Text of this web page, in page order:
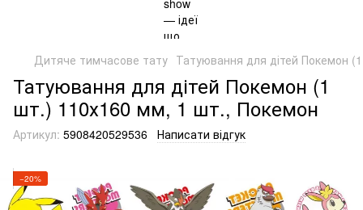
Дитяче тимчасове тату Татуювання для дітей Покемон
Татуювання для дітей Покемон (1
шт.) 110х160 мм, 1 шт., Покемон
Артикул: 5908420529536 Написати відгук
−20%